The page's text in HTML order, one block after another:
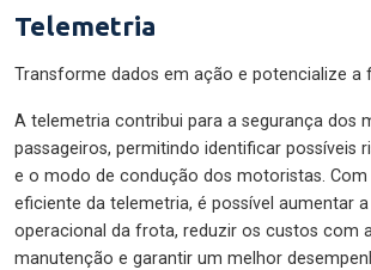
Telemetria
Transforme dados em ação e potencialize a
A telemetria contribui para a segurança dos
passageiros, permitindo identificar possíveis
e o modo de condução dos motoristas.
eficiente da telemetria, é possível aumentar
operacional da frota, reduzir os custos com
manutenção e garantir um melhor